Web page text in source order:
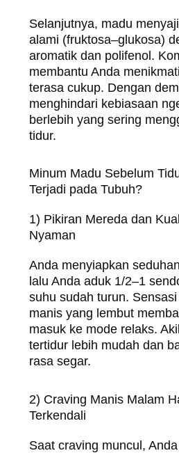
Selanjutnya, madu
alami (fruktosa–glukosa)
aromatik dan polifenol.
membantu Anda
terasa cukup. Dengan
menghindari kebiasaan
berlebih yang sering
tidur.
Minum Madu Sebelum
Terjadi pada Tubuh?
1) Pikiran Mereda dan
Nyaman
Anda menyiapkan
lalu Anda aduk 1/2–1
suhu sudah turun.
manis yang lembut
masuk ke mode relaks.
tertidur lebih mudah dan
rasa segar.
2) Craving Manis Malam
Terkendali
Saat craving muncul,